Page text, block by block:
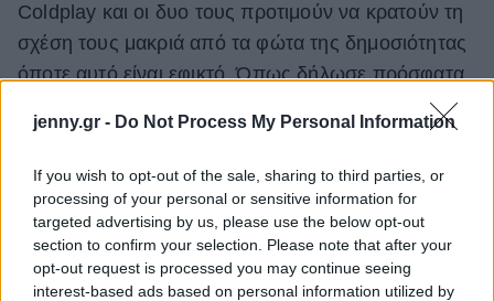
jenny.gr - Do Not Process My Personal Information
If you wish to opt-out of the sale, sharing to third parties, or
processing of your personal or sensitive information for
targeted advertising by us, please use the below opt-out
section to confirm your selection. Please note that after your
opt-out request is processed you may continue seeing
interest-based ads based on personal information utilized by
Coldplay και οι δυο τους προτιμούν να κρατούν τη
σχέση τους μακριά από τα φώτα της δημοσιότητας
όποτε αυτό είναι εφικτό. Όπως δήλωσε πρόσφατα
της στο Elle UK: «Βγαίνουμε έξω
κάποιες φορές αλλά δουλεύουμε τόσο πολύ που
αφιερώνουμε περισσότερο χρόνο στο σπίτι και σε
προσωπικές στιγμές. Τα περισσότερα πάρτι,
γίνονται εκεί».